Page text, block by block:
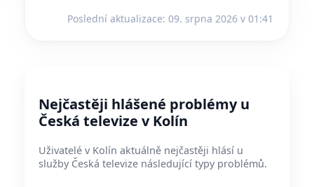
Poslední aktualizace: 09. srpna 2026 v 01:41
Nejčastěji hlášené problémy u
Česká televize v Kolín
Uživatelé v Kolín aktuálně nejčastěji hlásí u
služby Česká televize následující typy problémů.